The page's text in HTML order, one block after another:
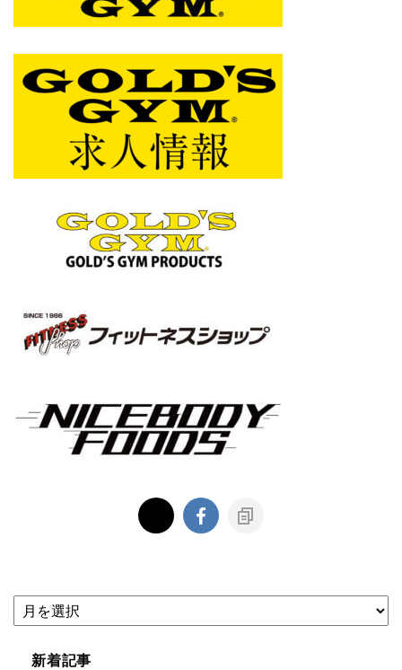
新着記事